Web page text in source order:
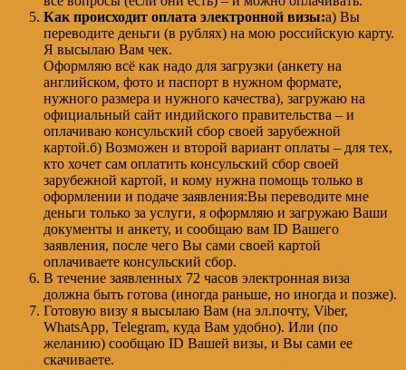
Как происходит оплата электронной визы:а) Вы
переводите деньги (в рублях) на мою российскую карту.
Я высылаю Вам чек.
Оформляю всё как надо для загрузки (анкету на
английском, фото и паспорт в нужном формате,
нужного размера и нужного качества), загружаю на
официальный сайт индийского правительства – и
оплачиваю консульский сбор своей зарубежной
картой.б) Возможен и второй вариант оплаты – для тех,
кто хочет сам оплатить консульский сбор своей
зарубежной картой, и кому нужна помощь только в
оформлении и подаче заявления:Вы переводите мне
деньги только за услуги, я оформляю и загружаю Ваши
документы и анкету, и сообщаю вам ID Вашего
заявления, после чего Вы сами своей картой
оплачиваете консульский сбор.
В течение заявленных 72 часов электронная виза
должна быть готова (иногда раньше, но иногда и позже).
Готовую визу я высылаю Вам (на эл.почту, Viber,
WhatsApp, Telegram, куда Вам удобно). Или (по
желанию) сообщаю ID Вашей визы, и Вы сами ее
скачиваете.